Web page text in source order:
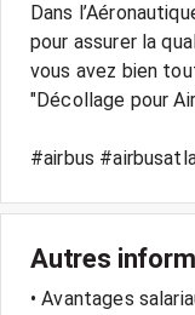
Dans
pour assurer la
vous avez bien
"Décollage pour
#airbus
Autres
• Avantages